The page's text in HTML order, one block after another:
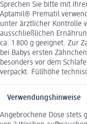
Sprechen Sie bitte mit
Aptamil® Prematil
unter ärztlicher Kontrolle
ausschließlichen
ca. 1.800 g geeignet. Zur
bei Babys ersten
besonders vor dem
verpackt. Füllhöhe
Verwendungshinweise
Angebrochene Dose stets